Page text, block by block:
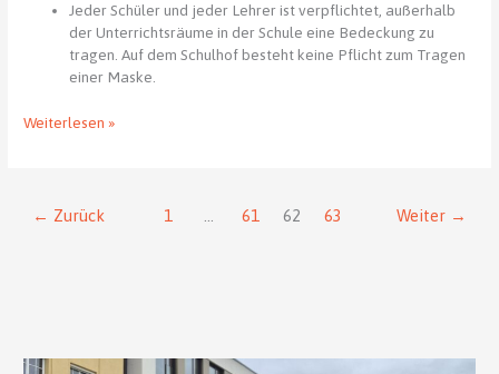
Jeder Schüler und jeder Lehrer ist verpflichtet, außerhalb
der Unterrichtsräume in der Schule eine Bedeckung zu
tragen. Auf dem Schulhof besteht keine Pflicht zum Tragen
einer Maske.
Umsetzung
Weiterlesen »
← Zurück 1 61 62 63 Weiter →